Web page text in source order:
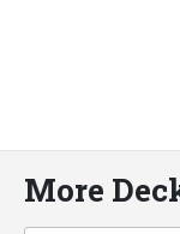
More